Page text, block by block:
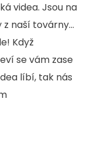
videa. Jsou na
naší továrny...
Když
se vám zase
líbí, tak nás